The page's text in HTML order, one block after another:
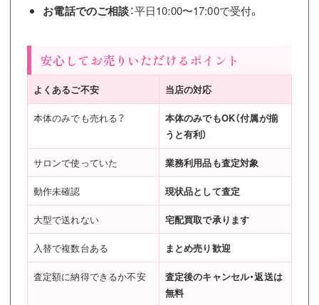
お電話でのご相談：平日10:00〜17:00で受付。
安心してお売りいただけるポイント
よくあるご不安 当店の対応
本体のみでも売れる？
本体のみでもOK（付属が揃
うと有利）
サロンで使っていた 業務利用品も査定対象
動作未確認 現状品として査定
大型で送れない 宅配買取で承ります
入替で複数台ある まとめ売り歓迎
査定額に納得できるか不安
査定後のキャンセル・返送は
無料